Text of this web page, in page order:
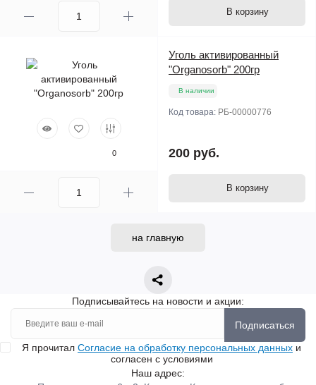
В корзину
0
Уголь активированный
"Organosorb" 200гр
В наличии
Код товара: РБ-00000776
200 руб.
В корзину
на главную
Подписывайтесь на новости и акции:
Подписаться
Я прочитал Согласие на обработку персональных данных и
согласен с условиями
Наш адрес: